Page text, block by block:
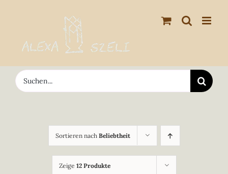
springen
Suche
nach:
Sortieren nach Beliebtheit
Zeige 12 Produkte